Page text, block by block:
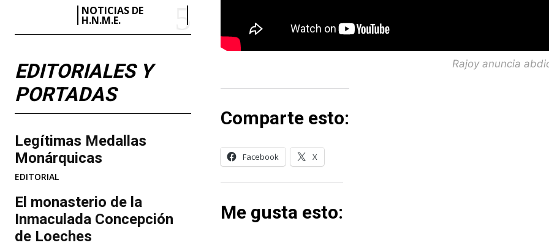
NOTICIAS DE
H.N.M.E.
EDITORIALES Y
PORTADAS
Legítimas Medallas
Monárquicas
EDITORIAL
​El monasterio de la
Inmaculada Concepción
de Loeches
Rajoy anuncia
Comparte esto:
Facebook X
Me gusta esto: